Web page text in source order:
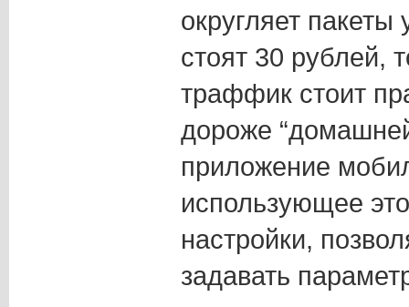
округляет
стоят 30 рублей,
траффик стоит
дороже
приложение
использующее
настройки,
задавать